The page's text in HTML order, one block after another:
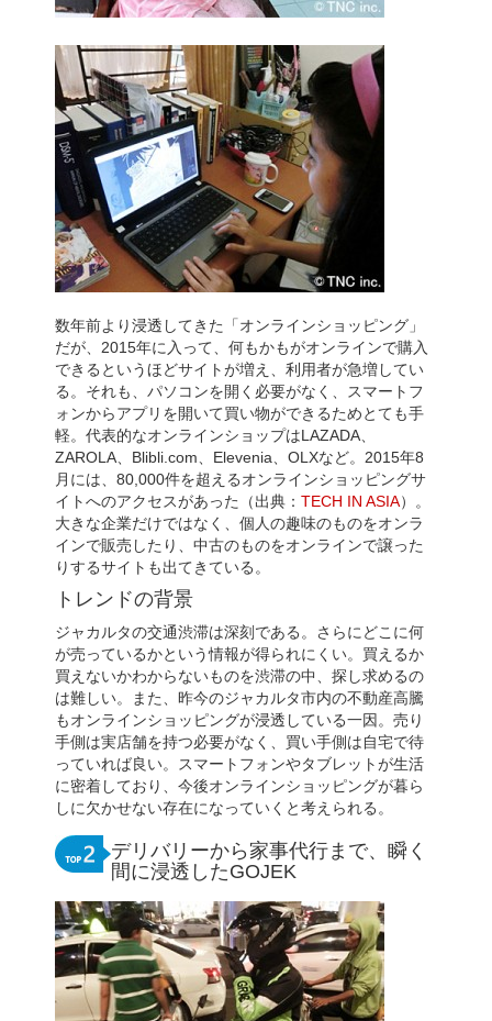
数年前より浸透してきた「オンラインショッピング」
だが、2015年に入って、何もかもがオンラインで購入
できるというほどサイトが増え、利用者が急増してい
る。それも、パソコンを開く必要がなく、スマートフ
ォンからアプリを開いて買い物ができるためとても手
軽。代表的なオンラインショップはLAZADA、
ZAROLA、Blibli.com、Elevenia、OLXなど。2015年8
月には、80,000件を超えるオンラインショッピングサ
イトへのアクセスがあった（出典： TECH IN ASIA）。
大きな企業だけではなく、個人の趣味のものをオンラ
インで販売したり、中古のものをオンラインで譲った
りするサイトも出てきている。
トレンドの背景
ジャカルタの交通渋滞は深刻である。さらにどこに何
が売っているかという情報が得られにくい。買えるか
買えないかわからないものを渋滞の中、探し求めるの
は難しい。また、昨今のジャカルタ市内の不動産高騰
もオンラインショッピングが浸透している一因。売り
手側は実店舗を持つ必要がなく、買い手側は自宅で待
っていれば良い。スマートフォンやタブレットが生活
に密着しており、今後オンラインショッピングが暮ら
しに欠かせない存在になっていくと考えられる。
デリバリーから家事代行まで、瞬く
間に浸透したGOJEK